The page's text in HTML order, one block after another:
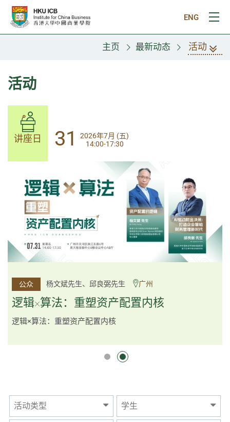
跳往主要内容
ENG
打
主页 最新动态 活动
活动
讲座日 14
2026年8月 (五)
13:30-17:00
公众
李邱敬贤女士 Ms Rosemarie Yau、潘天佑博士 Dr Tim
Pan、李国平先生 Mr Guoping Li
深圳
讲座日 31
2026年7月 (五)
14:00-17:30
公众 杨文斌先生、邱良弼先生 广州
逻辑×算法：重塑资产配置内核
逻辑×算法：重塑资产配置内核
活动类型 学生